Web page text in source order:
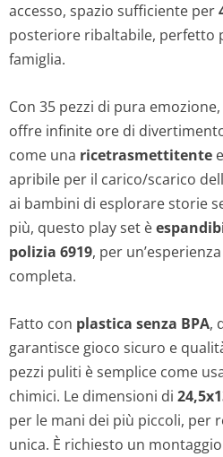
accesso, spazio sufficiente per
posteriore ribaltabile, perfetto
famiglia.
Con 35 pezzi di pura
offre infinite ore di
come una ricetrasmettitente
apribile per il carico/scarico
ai bambini di esplorare storie
più, questo play set è
polizia 6919, per
completa.
Fatto con plastica senza BPA,
garantisce gioco sicuro e
pezzi puliti è semplice come
chimici. Le dimensioni di
per le mani dei più piccoli, per
unica. È richiesto un